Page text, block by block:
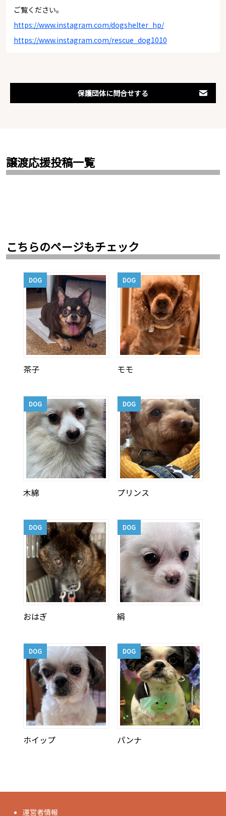
ご覧ください。
https://www.instagram.com/dogshelter_hp/
https://www.instagram.com/rescue_dog1010
保護団体に問合せする
譲渡応援投稿一覧
こちらのページもチェック
DOG
茶子
DOG
モモ
DOG
木綿
DOG
プリンス
DOG
おはぎ
DOG
絹
DOG
ホイップ
DOG
パンナ
運営者情報